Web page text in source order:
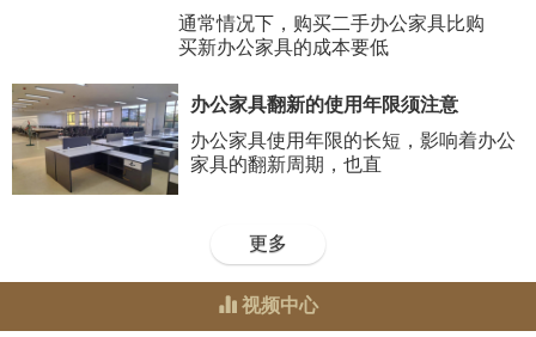
通常情况下，购买二手办公家具比购
买新办公家具的成本要低
办公家具翻新的使用年限须注意
办公家具使用年限的长短，影响着办公
家具的翻新周期，也直
更多
视频中心